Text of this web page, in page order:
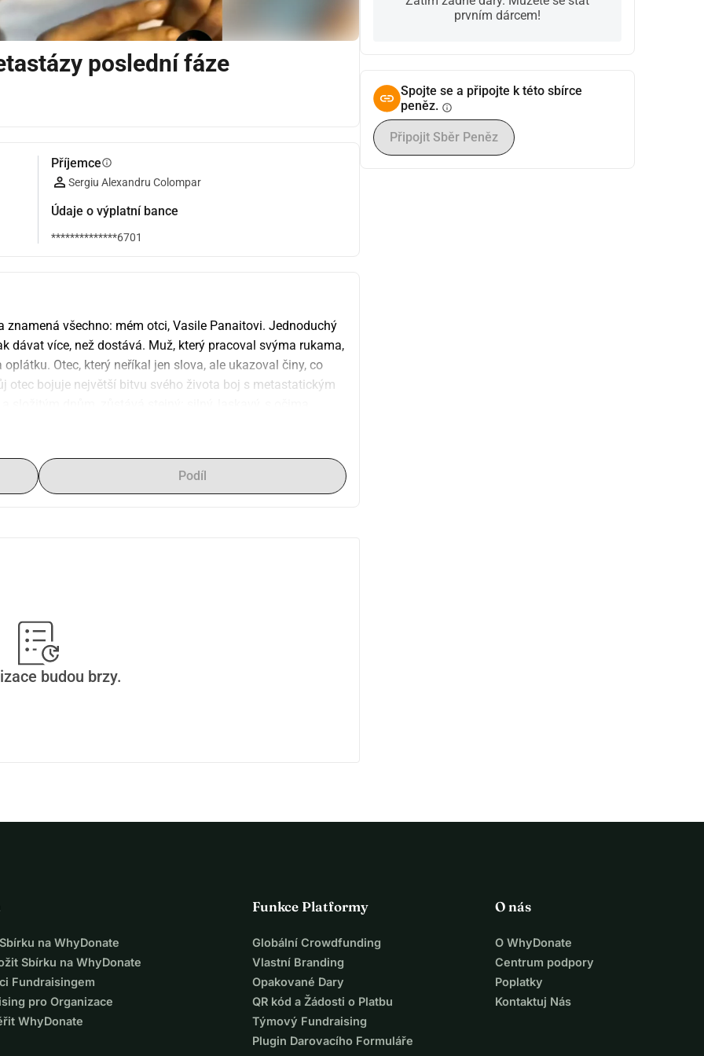
poslední fáze
Příjemceinfo
Sergiu Alexandru Colompar
Údaje o výplatní bance
**************6701
všechno: mém otci, Vasile Panaitovi. Jednoduchý
dávat více, než dostává. Muž, který pracoval svýma rukama,
Otec, který neříkal jen slova, ale ukazoval činy, co
otec bojuje největší bitvu svého života boj s metastatickým
nemoc, ale muže, který formoval mou duši, muže,
mu sílu, když je unavený ale pravda je, že většinou on
řádky nepíšu pro soucit, ale abych uctil MUŽE: mého
Podíl
budou brzy.
prvním dárcem!
Spojte se a připojte k této sbírce
peněz. info
Připojit Sběr Peněz
na WhyDonate
Sbírku na WhyDonate
Fundraisingem
pro Organizace
WhyDonate
Funkce Platformy
Globální Crowdfunding
Vlastní Branding
Opakované Dary
QR kód a Žádosti o Platbu
Týmový Fundraising
Plugin Darovacího Formuláře
O nás
O WhyDonate
Centrum podpory
Poplatky
Kontaktuj Nás